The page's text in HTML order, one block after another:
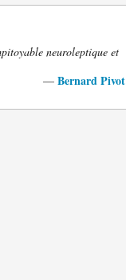
neuroleptique et
— Bernard Pivot